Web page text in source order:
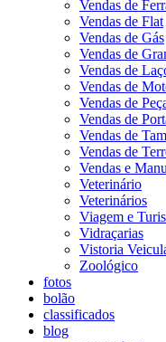
Vendas de
Vendas de Flat
Vendas de Gás
Vendas de
Vendas de
Vendas de
Vendas de
Vendas de
Vendas de
Vendas de
Vendas e
Veterinário
Veterinários
Viagem e
Vidraçarias
Vistoria
Zoológico
fotos
bolão
classificados
blog